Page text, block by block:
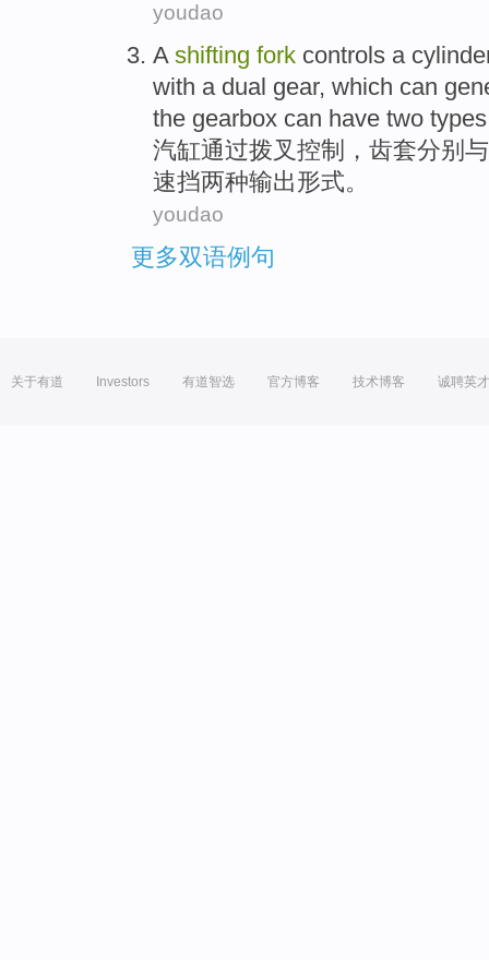
youdao
A shifting fork controls a
with a dual gear, which can
the gearbox can have two
汽缸通过拨叉 控制 ， 齿套分别 与
速挡两种输出形式。
youdao
更多双语例句
关于有道 Investors 有道智选 官方博客 技术博客 诚聘英才